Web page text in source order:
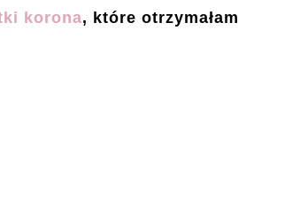
korona, które otrzymałam